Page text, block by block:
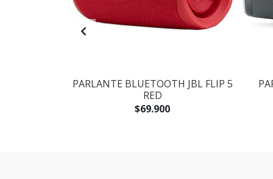
PARLANTE BLUETOOTH JBL FLIP 5
RED
$69.900